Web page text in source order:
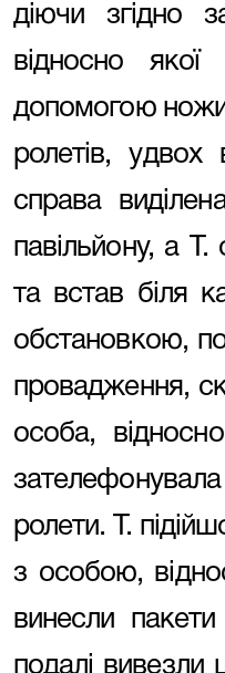
діючи згідно
відносно
допомогою
ролетів, удвох
справа
павільйону, а Т.
та встав біля
обстановкою,
провадження,
особа,
ролети. Т.
з особою,
винесли
подалі вивезли